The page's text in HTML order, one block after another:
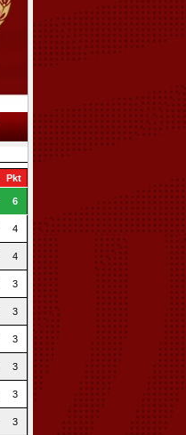
Pkt
6
4
4
3
3
3
3
3
3